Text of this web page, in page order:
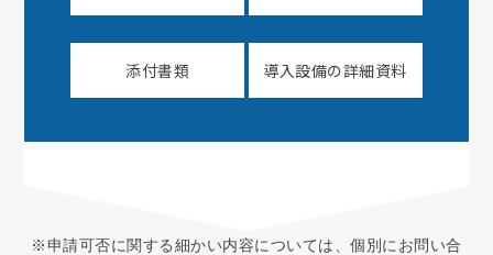
添付書類 導入設備の詳細資料
※申請可否に関する細かい内容については、個別にお問い合